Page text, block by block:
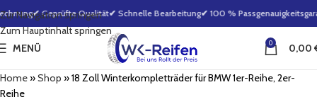
Zur Navigation springen
Zum Hauptinhalt springen
✔ Geprüfte Qualität✔ Schnelle Bearbeitung✔ 100 %
MENÜ 0 0,00
Home»Shop »18 Zoll Winterkompletträder für BMW 1er-Reihe, 2er-
Reihe